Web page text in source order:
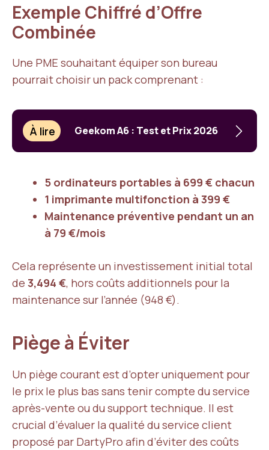
Exemple Chiffré d’Offre
Combinée
Une PME souhaitant équiper son bureau
pourrait choisir un pack comprenant :
À lire Geekom A6 : Test et Prix 2026
5 ordinateurs portables à 699 € chacun
1 imprimante multifonction à 399 €
Maintenance préventive pendant un an
à 79 €/mois
Cela représente un investissement initial total
de 3,494 €, hors coûts additionnels pour la
maintenance sur l’année (948 €).
Piège à Éviter
Un piège courant est d’opter uniquement pour
le prix le plus bas sans tenir compte du service
après-vente ou du support technique. Il est
crucial d’évaluer la qualité du service client
proposé par DartyPro afin d’éviter des coûts